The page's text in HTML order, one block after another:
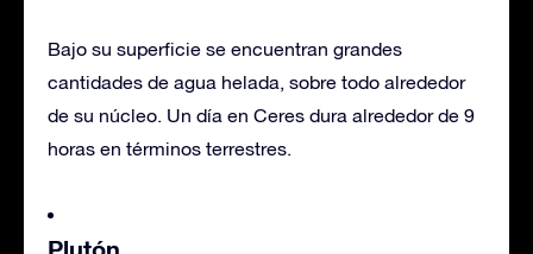
Bajo su superficie se encuentran grandes
cantidades de agua helada, sobre todo alrededor
de su núcleo. Un día en Ceres dura alrededor de 9
horas en términos terrestres.
Plutón